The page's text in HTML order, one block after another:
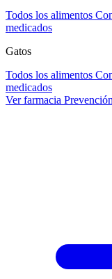
Todos los alimentos
medicados
Gatos
Todos los alimentos
medicados
Ver farmacia